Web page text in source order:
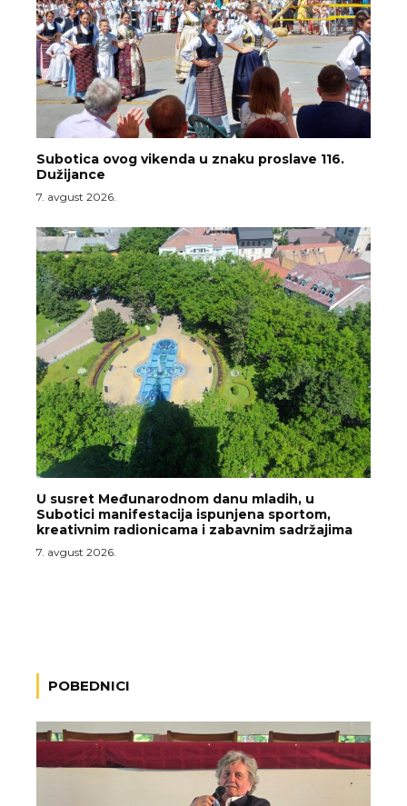
Subotica ovog vikenda u znaku proslave 116.
Dužijance
7. avgust 2026.
U susret Međunarodnom danu mladih, u
Subotici manifestacija ispunjena sportom,
kreativnim radionicama i zabavnim sadržajima
7. avgust 2026.
POBEDNICI